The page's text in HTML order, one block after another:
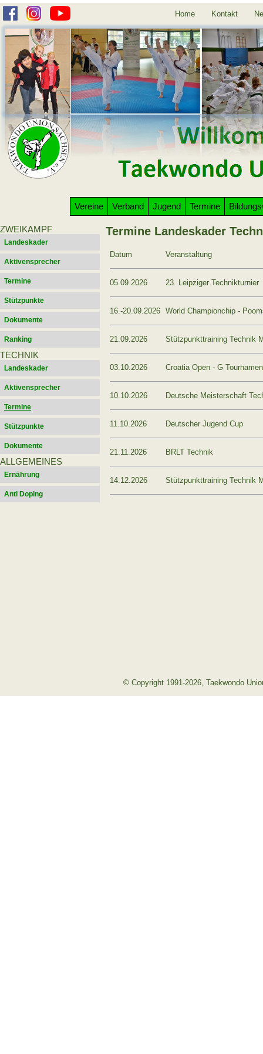
Home Kontakt
Vereine Verband Jugend Termine
ZWEIKAMPF
Landeskader
Aktivensprecher
Termine
Stützpunkte
Dokumente
Ranking
TECHNIK
Landeskader
Aktivensprecher
Termine
Stützpunkte
Dokumente
ALLGEMEINES
Ernährung
Anti Doping
Termine Landeskader
Datum Veranstaltung
05.09.2026 23. Leipziger Technikturnier
16.-20.09.2026 World Championchip -
21.09.2026 Stützpunkttraining Technik
03.10.2026 Croatia Open - G
10.10.2026 Deutsche Meisterschaft
11.10.2026 Deutscher Jugend Cup
21.11.2026 BRLT Technik
14.12.2026 Stützpunkttraining Technik
© Copyright 1991-2026, Taekwondo